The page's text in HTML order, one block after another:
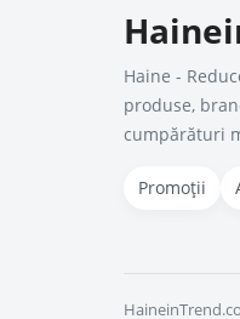
Haine -
produse,
cumpărături
Promoții